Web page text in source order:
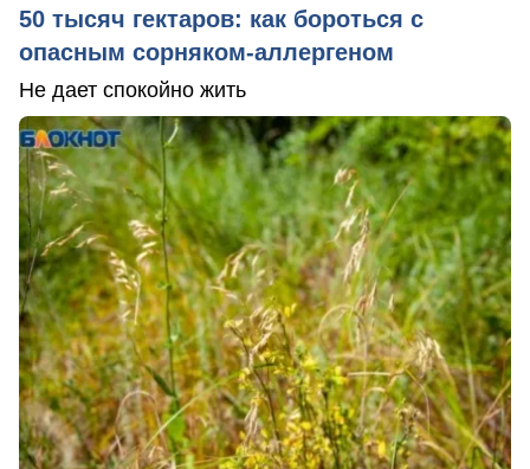
50 тысяч гектаров: как бороться с
опасным сорняком-аллергеном
Не дает спокойно жить